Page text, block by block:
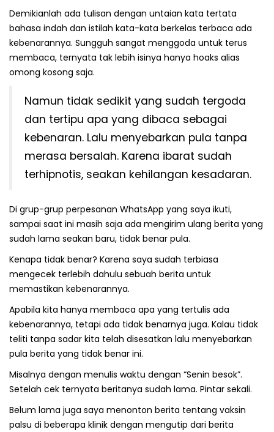
Demikianlah ada tulisan dengan untaian kata tertata
bahasa indah dan istilah kata-kata berkelas terbaca ada
kebenarannya. Sungguh sangat menggoda untuk terus
membaca, ternyata tak lebih isinya hanya hoaks alias
omong kosong saja.
Namun tidak sedikit yang sudah tergoda
dan tertipu apa yang dibaca sebagai
kebenaran. Lalu menyebarkan pula tanpa
merasa bersalah. Karena ibarat sudah
terhipnotis, seakan kehilangan kesadaran.
Di grup-grup perpesanan WhatsApp yang saya ikuti,
sampai saat ini masih saja ada mengirim ulang berita yang
sudah lama seakan baru, tidak benar pula.
Kenapa tidak benar? Karena saya sudah terbiasa
mengecek terlebih dahulu sebuah berita untuk
memastikan kebenarannya.
Apabila kita hanya membaca apa yang tertulis ada
kebenarannya, tetapi ada tidak benarnya juga. Kalau tidak
teliti tanpa sadar kita telah disesatkan lalu menyebarkan
pula berita yang tidak benar ini.
Misalnya dengan menulis waktu dengan “Senin besok”.
Setelah cek ternyata beritanya sudah lama. Pintar sekali.
Belum lama juga saya menonton berita tentang vaksin
palsu di beberapa klinik dengan mengutip dari berita